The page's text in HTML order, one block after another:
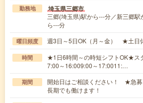
勤務地 埼玉県三郷市
三郷(埼玉県)駅から---分／新三郷
ら---分
曜日頻度 週3日～5日OK（月～金） ★土日
時間
★1日6時間～の時短シフトOK★ス
7:00～16:009:00～17:0011:…
期間
開始日はご相談ください！ ★急
長期でも働けます！